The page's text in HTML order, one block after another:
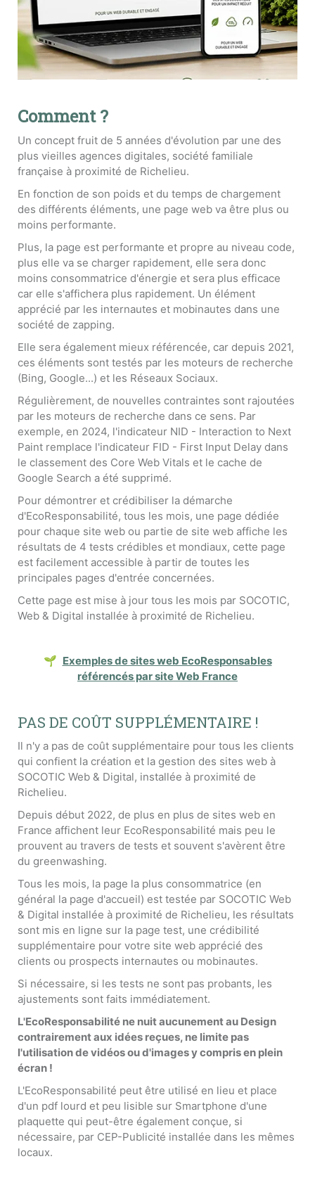
Comment ?
Un concept fruit de 5 années d'évolution par une des
plus vieilles agences digitales, société familiale
française à proximité de Richelieu.
En fonction de son poids et du temps de chargement
des différents éléments, une page web va être plus ou
moins performante.
Plus, la page est performante et propre au niveau code,
plus elle va se charger rapidement, elle sera donc
moins consommatrice d'énergie et sera plus efficace
car elle s'affichera plus rapidement. Un élément
apprécié par les internautes et mobinautes dans une
société de zapping.
Elle sera également mieux référencée, car depuis 2021,
ces éléments sont testés par les moteurs de recherche
(Bing, Google...) et les Réseaux Sociaux.
Régulièrement, de nouvelles contraintes sont rajoutées
par les moteurs de recherche dans ce sens. Par
exemple, en 2024, l'indicateur NID - Interaction to Next
Paint remplace l'indicateur FID - First Input Delay dans
le classement des Core Web Vitals et le cache de
Google Search a été supprimé.
Pour démontrer et crédibiliser la démarche
d'EcoResponsabilité, tous les mois, une page dédiée
pour chaque site web ou partie de site web affiche les
résultats de 4 tests crédibles et mondiaux, cette page
est facilement accessible à partir de toutes les
principales pages d'entrée concernées.
Cette page est mise à jour tous les mois par SOCOTIC,
Web & Digital installée à proximité de Richelieu.
🌱 Exemples de sites web EcoResponsables
référencés par site Web France
PAS DE COÛT SUPPLÉMENTAIRE !
Il n'y a pas de coût supplémentaire pour tous les clients
qui confient la création et la gestion des sites web à
SOCOTIC Web & Digital, installée à proximité de
Richelieu.
Depuis début 2022, de plus en plus de sites web en
France affichent leur EcoResponsabilité mais peu le
prouvent au travers de tests et souvent s'avèrent être
du greenwashing.
Tous les mois, la page la plus consommatrice (en
général la page d'accueil) est testée par SOCOTIC Web
& Digital installée à proximité de Richelieu, les résultats
sont mis en ligne sur la page test, une crédibilité
supplémentaire pour votre site web apprécié des
clients ou prospects internautes ou mobinautes.
Si nécessaire, si les tests ne sont pas probants, les
ajustements sont faits immédiatement.
L'EcoResponsabilité ne nuit aucunement au Design
contrairement aux idées reçues, ne limite pas
l'utilisation de vidéos ou d'images y compris en plein
écran !
L'EcoResponsabilité peut être utilisé en lieu et place
d'un pdf lourd et peu lisible sur Smartphone d'une
plaquette qui peut-être également conçue, si
nécessaire, par CEP-Publicité installée dans les mêmes
locaux.